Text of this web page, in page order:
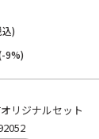
)
9%)
リジナルセット